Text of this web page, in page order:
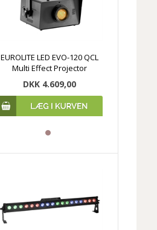
EUROLITE LED EVO-120 QCL
Multi Effect Projector
DKK 4.609,00